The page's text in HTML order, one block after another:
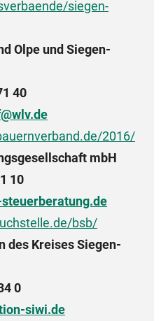
siegen-
Olpe und Siegen-
40
2016/
mbH
10
bsb/
des Kreises Siegen-
0
siwi.de